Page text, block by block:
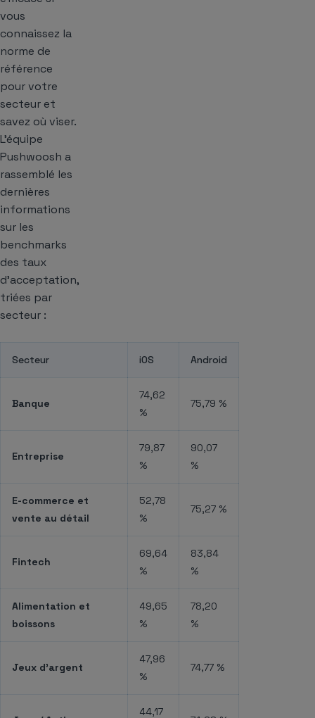
vous
connaissez la
norme de
référence
pour votre
secteur et
savez où viser.
L’équipe
Pushwoosh a
rassemblé les
dernières
informations
sur les
benchmarks
des taux
d’acceptation,
triées par
secteur :
Secteur iOS Android
Banque
74,62
%
75,79 %
Entreprise
79,87
%
90,07
%
E-commerce et
vente au détail
52,78
%
75,27 %
Fintech
69,64
%
83,84
%
Alimentation et
boissons
49,65
%
78,20
%
Jeux d’argent
47,96
%
74,77 %
44,17